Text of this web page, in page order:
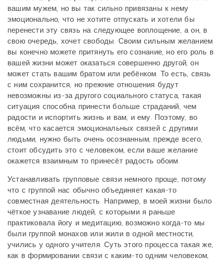
вашим мужем, но вы так сильно привязаны к нему
эмоционально, что не хотите отпускать и хотели бы
перенести эту связь на следующее воплощение, а он, в
свою очередь, хочет свободы. Своим сильным желанием
вы конечно можете притянуть его сознание, но его роль в
вашей жизни может оказаться совершенно другой, он
может стать вашим братом или ребёнком. То есть, связь
с ним сохранится, но прежние отношения будут
невозможны из-за другого социального статуса, такая
ситуация способна принести больше страданий, чем
радости и испортить жизнь и вам, и ему. Поэтому, во
всём, что касается эмоциональных связей с другими
людьми, нужно быть очень осознанным, прежде всего,
стоит обсудить это с человеком, если ваше желание
окажется взаимным то принесёт радость обоим.
Устанавливать групповые связи немного проще, потому
что с группой нас обычно объединяет какая-то
совместная деятельность. Например, в моей жизни было
чёткое узнавание людей, с которыми я раньше
практиковала йогу и медитацию, возможно когда-то мы
были группой монахов или жили в одной местности,
учились у одного учителя. Суть этого процесса такая же,
как в формировании связи с каким-то одним человеком,